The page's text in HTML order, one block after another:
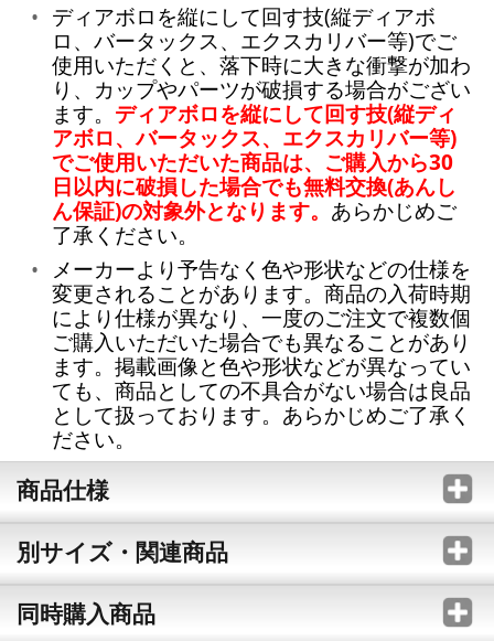
ディアボロを縦にして回す技(縦ディアボ
ロ、バータックス、エクスカリバー等)でご
使用いただくと、落下時に大きな衝撃が加わ
り、カップやパーツが破損する場合がござい
ます。 ディアボロを縦にして回す技(縦ディ
アボロ、バータックス、エクスカリバー等)
でご使用いただいた商品は、ご購入から30
日以内に破損した場合でも無料交換(あんし
ん保証)の対象外となります。 あらかじめご
了承ください。
メーカーより予告なく色や形状などの仕様を
変更されることがあります。商品の入荷時期
により仕様が異なり、一度のご注文で複数個
ご購入いただいた場合でも異なることがあり
ます。掲載画像と色や形状などが異なってい
ても、商品としての不具合がない場合は良品
として扱っております。あらかじめご了承く
ださい。
商品仕様
別サイズ・関連商品
同時購入商品